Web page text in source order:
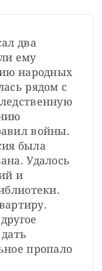
два
ему
народных
рядом с
войны.
была
Удалось
и
пропало